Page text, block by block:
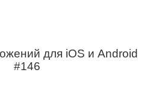
для iOS и Android
#146